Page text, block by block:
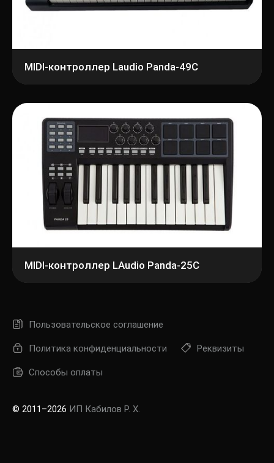
MIDI-контроллер Laudio Panda-49C
MIDI-контроллер LAudio Panda-25C
Пользовательское соглашение
Политика конфиденциальности Реквизиты
Способы оплаты
© 2011–2026 ИП Кабилов Р. Х.